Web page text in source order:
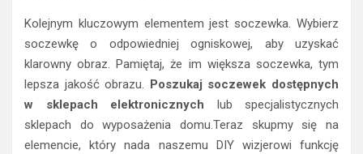
Kolejnym kluczowym elementem jest soczewka. Wybierz
soczewkę o odpowiedniej ogniskowej, aby uzyskać
klarowny obraz. Pamiętaj, że im większa soczewka, tym
lepsza jakość obrazu.
Poszukaj soczewek dostępnych
w sklepach elektronicznych lub specjalistycznych
sklepach do wyposażenia domu.Teraz skupmy się na
elemencie, który nada naszemu DIY wizjerowi funkcję